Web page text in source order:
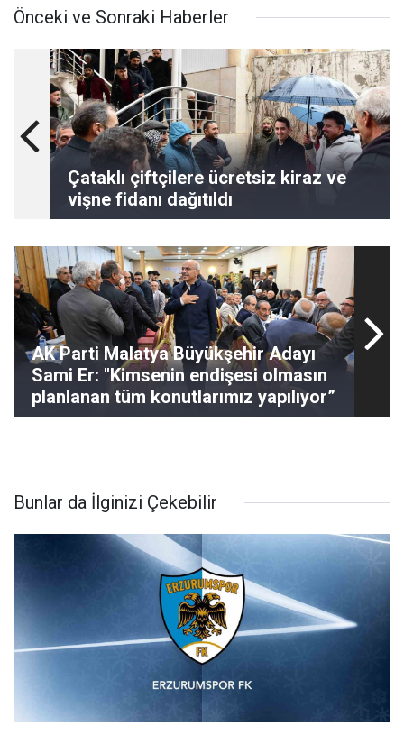
Önceki ve Sonraki Haberler
Çataklı çiftçilere ücretsiz kiraz ve
vişne fidanı dağıtıldı
AK Parti Malatya Büyükşehir Adayı
Sami Er: "Kimsenin endişesi olmasın
planlanan tüm konutlarımız yapılıyor”
Bunlar da İlginizi Çekebilir